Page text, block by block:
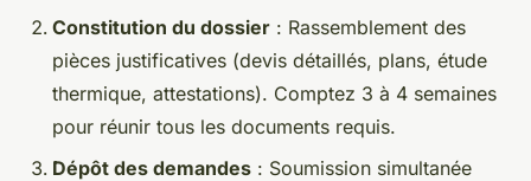
Constitution du dossier : Rassemblement des
pièces justificatives (devis détaillés, plans, étude
thermique, attestations). Comptez 3 à 4 semaines
pour réunir tous les documents requis.
Dépôt des demandes : Soumission simultanée